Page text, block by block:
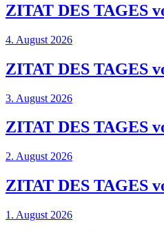
ZITAT DES TAGES
4. August 2026
ZITAT DES TAGES
3. August 2026
ZITAT DES TAGES
2. August 2026
ZITAT DES TAGES
1. August 2026